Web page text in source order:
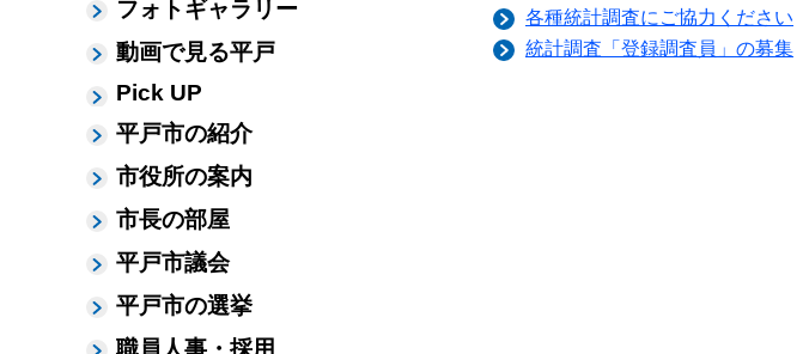
フォトギャラリー
動画で見る平戸
Pick UP
平戸市の紹介
市役所の案内
市長の部屋
平戸市議会
平戸市の選挙
職員人事・採用
各種統計調査にご協力ください
統計調査「登録調査員」の募集